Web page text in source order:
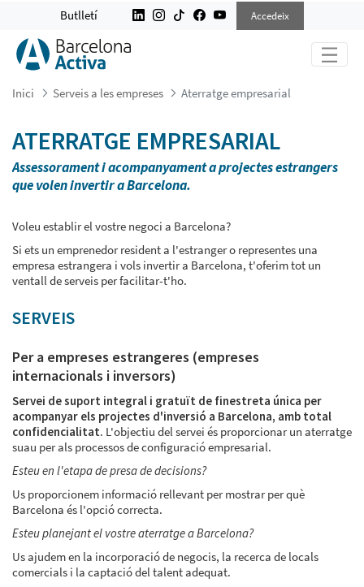
ATERRATGE EMPRESARIAL
Butlletí Accedeix
Inici Serveis a les empreses Aterratge empresarial
ATERRATGE EMPRESARIAL
Assessorament i acompanyament a projectes estrangers
que volen invertir a Barcelona.
Voleu establir el vostre negoci a Barcelona?
Si ets un emprenedor resident a l'estranger o representes una
empresa estrangera i vols invertir a Barcelona, t'oferim tot un
ventall de serveis per facilitar-t'ho.
SERVEIS
Per a empreses estrangeres (empreses
internacionals i inversors)
Servei de suport integral i gratuït de finestreta única per
acompanyar els projectes d'inversió a Barcelona, ​​amb total
confidencialitat. L'objectiu del servei és proporcionar un aterratge
suau per als processos de configuració empresarial.
Esteu en l'etapa de presa de decisions?
Us proporcionem informació rellevant per mostrar per què
Barcelona és l'opció correcta.
Esteu planejant el vostre aterratge a Barcelona?
Us ajudem en la incorporació de negocis, la recerca de locals
comercials i la captació del talent adequat.